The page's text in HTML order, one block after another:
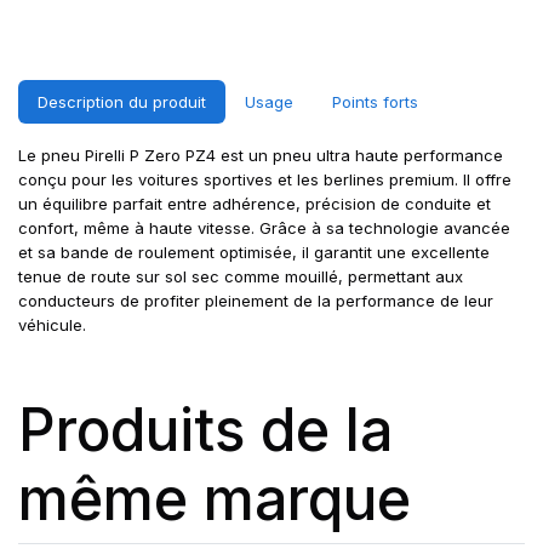
Description du produit Usage Points forts
Le pneu Pirelli P Zero PZ4 est un pneu ultra haute performance
conçu pour les voitures sportives et les berlines premium. Il offre
un équilibre parfait entre adhérence, précision de conduite et
confort, même à haute vitesse. Grâce à sa technologie avancée
et sa bande de roulement optimisée, il garantit une excellente
tenue de route sur sol sec comme mouillé, permettant aux
conducteurs de profiter pleinement de la performance de leur
véhicule.
Produits de la
même marque